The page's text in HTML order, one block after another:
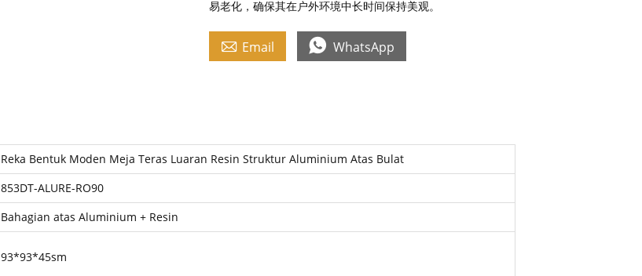
易老化，确保其在户外环境中长时间保持美观。
 Email  WhatsApp
Reka Bentuk Moden Meja Teras Luaran Resin Struktur Aluminium Atas Bulat
853DT-ALURE-RO90
Bahagian atas Aluminium + Resin
93*93*45sm